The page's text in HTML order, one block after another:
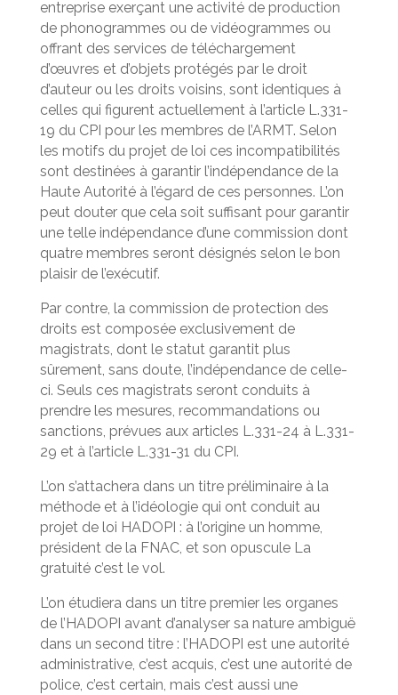
entreprise exerçant une activité de production
de phonogrammes ou de vidéogrammes ou
offrant des services de téléchargement
d’œuvres et d’objets protégés par le droit
d’auteur ou les droits voisins, sont identiques à
celles qui figurent actuellement à l’article L.331-
19 du CPI pour les membres de l’ARMT. Selon
les motifs du projet de loi ces incompatibilités
sont destinées à garantir l’indépendance de la
Haute Autorité à l’égard de ces personnes. L’on
peut douter que cela soit suffisant pour garantir
une telle indépendance d’une commission dont
quatre membres seront désignés selon le bon
plaisir de l’exécutif.
Par contre, la commission de protection des
droits est composée exclusivement de
magistrats, dont le statut garantit plus
sûrement, sans doute, l’indépendance de celle-
ci. Seuls ces magistrats seront conduits à
prendre les mesures, recommandations ou
sanctions, prévues aux articles L.331-24 à L.331-
29 et à l’article L.331-31 du CPI.
L’on s’attachera dans un titre préliminaire à la
méthode et à l’idéologie qui ont conduit au
projet de loi HADOPI : à l’origine un homme,
président de la FNAC, et son opuscule La
gratuité c’est le vol.
L’on étudiera dans un titre premier les organes
de l’HADOPI avant d’analyser sa nature ambiguë
dans un second titre : l’HADOPI est une autorité
administrative, c’est acquis, c’est une autorité de
police, c’est certain, mais c’est aussi une